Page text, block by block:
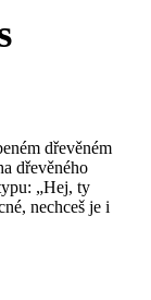
dřevěném
dřevěného
„Hej, ty
nechceš je i